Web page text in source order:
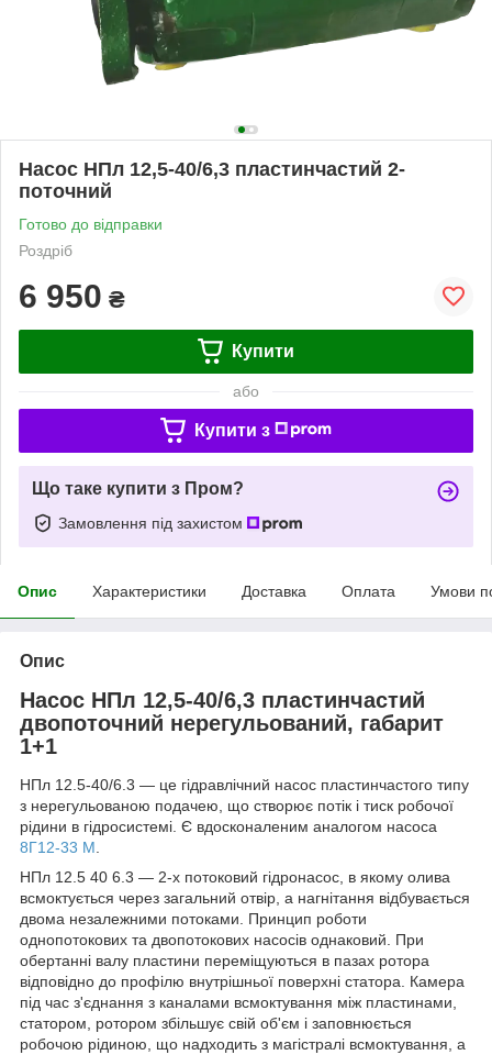
Насос НПл 12,5-40/6,3 пластинчастий 2-
поточний
Готово до відправки
Роздріб
6 950 ₴
Купити
або
Купити з
Що таке купити з Пром?
Замовлення під захистом
Опис Характеристики Доставка Оплата Умови
Опис
Насос НПл 12,5-40/6,3 пластинчастий
двопоточний нерегульований, габарит
1+1
НПл 12.5-40/6.3 — це гідравлічний насос пластинчастого типу
з нерегульованою подачею, що створює потік і тиск робочої
рідини в гідросистемі. Є вдосконаленим аналогом насоса
8Г12-33 М.
НПл 12.5 40 6.3 — 2-х потоковий гідронасос, в якому олива
всмоктується через загальний отвір, а нагнітання відбувається
двома незалежними потоками. Принцип роботи
однопотокових та двопотокових насосів однаковий. При
обертанні валу пластини переміщуються в пазах ротора
відповідно до профілю внутрішньої поверхні статора. Камера
під час з'єднання з каналами всмоктування між пластинами,
статором, ротором збільшує свій об'єм і заповнюється
робочою рідиною, що надходить з магістралі всмоктування, а